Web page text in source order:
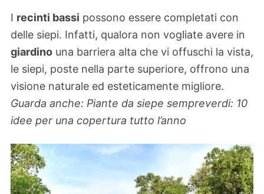
I recinti bassi possono essere completati con
delle siepi. Infatti, qualora non vogliate avere in
giardino una barriera alta che vi offuschi la vista,
le siepi, poste nella parte superiore, offrono una
visione naturale ed esteticamente migliore.
Guarda anche: Piante da siepe sempreverdi: 10
idee per una copertura tutto l’anno